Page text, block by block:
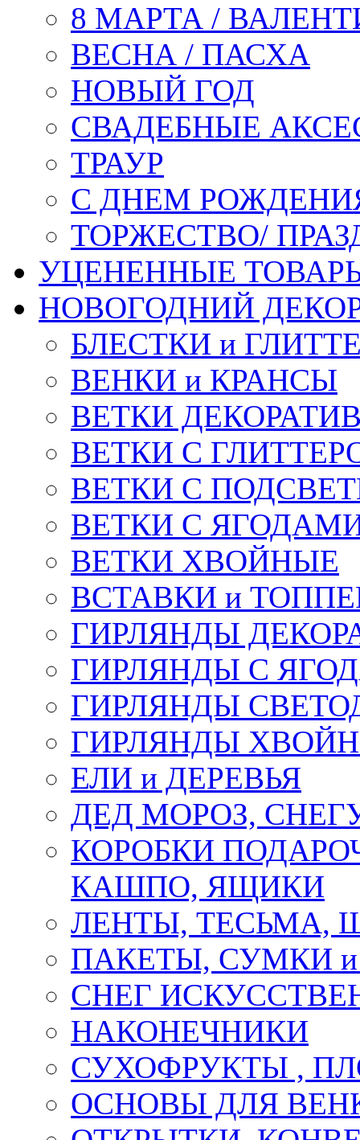
8 МАРТА /
ВЕСНА / ПАСХА
НОВЫЙ ГОД
СВАДЕБНЫЕ
ТРАУР
С ДНЕМ
ТОРЖЕСТВО/
УЦЕНЕННЫЕ
НОВОГОДНИЙ
БЛЕСТКИ и
ВЕНКИ и КРАНСЫ
ВЕТКИ
ВЕТКИ С
ВЕТКИ С
ВЕТКИ С
ВЕТКИ ХВОЙНЫЕ
ВСТАВКИ и
ГИРЛЯНДЫ
ГИРЛЯНДЫ С
ГИРЛЯНДЫ
ГИРЛЯНДЫ
ЕЛИ и ДЕРЕВЬЯ
ДЕД МОРОЗ,
КОРОБКИ
КАШПО, ЯЩИКИ
ЛЕНТЫ, ТЕСЬМА,
ПАКЕТЫ, СУМКИ
СНЕГ
НАКОНЕЧНИКИ
СУХОФРУКТЫ ,
ОСНОВЫ ДЛЯ